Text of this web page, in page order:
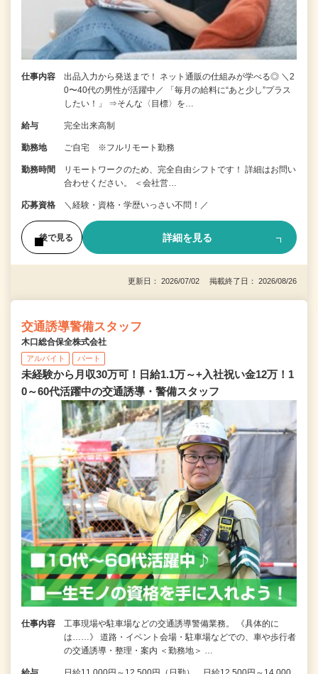
仕事内容
出品入力から発送まで！ ネット通販の仕組みが学べる◎ ＼2
0〜40代の男性が活躍中／ 「毎月の給料に“あと少し”プラス
したい！」 ⇒そんな〈目標〉を…
給与 完全出来高制
勤務地 ご自宅 ※フルリモート勤務
勤務時間
リモートワークのため、完全自由シフトです！ 詳細はお問い
合わせください。 ＜会社営…
応募資格 ＼経験・資格・学歴いっさい不問！／
後で見る 詳細を見る
更新日： 2026/07/02 掲載終了日： 2026/08/26
交通誘導警備スタッフ
木口総合保全株式会社
アルバイト パート
未経験から月収30万可！日給1.1万～+入社祝い金12万！1
0～60代活躍中の交通誘導・警備スタッフ
仕事内容
工事現場や駐車場などの交通誘導警備業務。 《具体的に
は……》 道路・イベント会場・駐車場などでの、車や歩行者
の交通誘導・整理・案内 ＜勤務地＞ …